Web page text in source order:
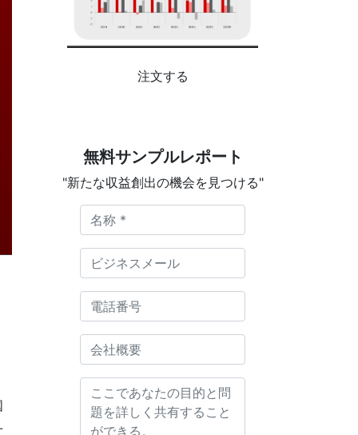
注文する
無料サンプルレポート
"新たな収益創出の機会を見つける"